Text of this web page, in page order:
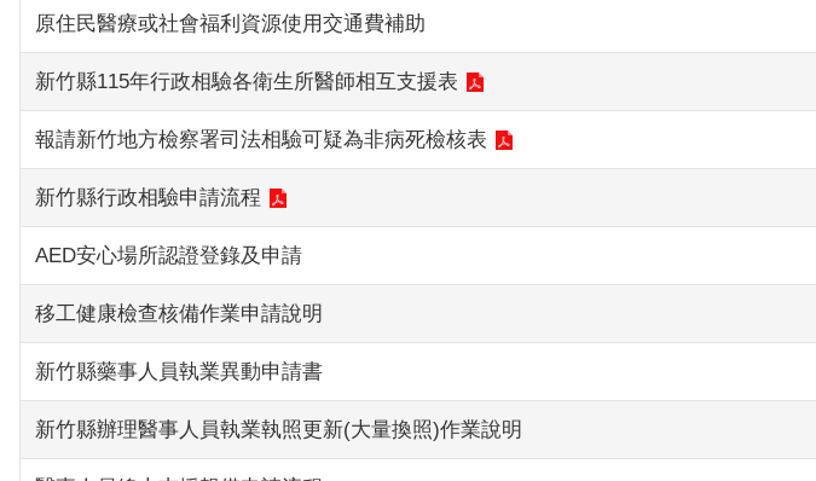
原住民醫療或社會福利資源使用交通費補助
新竹縣115年行政相驗各衛生所醫師相互支援表
報請新竹地方檢察署司法相驗可疑為非病死檢核表
新竹縣行政相驗申請流程
AED安心場所認證登錄及申請
移工健康檢查核備作業申請說明
新竹縣藥事人員執業異動申請書
新竹縣辦理醫事人員執業執照更新(大量換照)作業說明